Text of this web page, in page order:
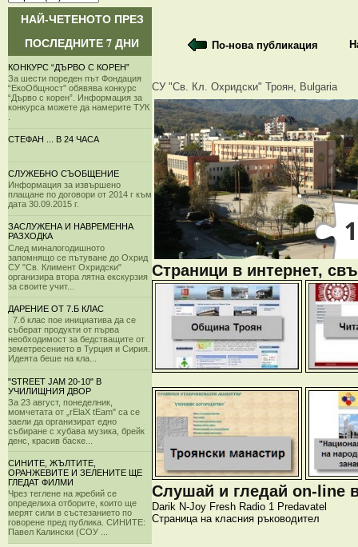
НАЙ-ЧЕТЕНОТО ПРЕЗ
ПОСЛЕДНИТЕ 7 ДНИ
КОНКУРС “ДЪРВО С КОРЕН”
За шести пореден път Фондация
“ЕкоОбщност” обявява конкурс
“Дърво с корен”. Информация за
конкурса можете да намерите ТУК
СТЕФАН ... В 24 ЧАСА
СЛУЖЕБНО СЪОБЩЕНИЕ
Информация за извършено
плащане по договори от 2014 г към
дата 30.09.2015 г.
ЗАСЛУЖЕНА И НАВРЕМЕННА
РАЗХОДКА
След миналогодишното
запомнящо се пътуване до Охрид
СУ "Св. Климент Охридски"
организира втора лятна екскурзия
за своите учит...
ДАРЕНИЕ ОТ 7.Б КЛАС
7.б клас пое инициатива да се
съберат продукти от първа
необходимост за бедстващите от
земетресението в Турция и Сирия.
Идеята беше на кла...
"STREET JAM 20-10" В
УЧИЛИЩНИЯ ДВОР
За 23 август, понеделник,
момчетата от „rElaX tEam" са се
заели да организират едно
събиране с хубава музика, брейк
денс, красив баске...
СИНИТЕ, ЖЪЛТИТЕ,
ОРАНЖЕВИТЕ И ЗЕЛЕНИТЕ ЩЕ
ГЛЕДАТ ФИЛМИ
Чрез теглене на жребий се
определиха отборите, които ще
мерят сили в състезанието по
говорене пред публика. СИНИТЕ:
Павел Калински (СОУ ...
По-нова публикация
СУ "Св. Кл. Охридски" Троян, Bulgaria
Страници в интернет,
Слушай и гледай on-line
Darik N-Joy Fresh Radio 1 Predavatel
Страница на класния ръководител